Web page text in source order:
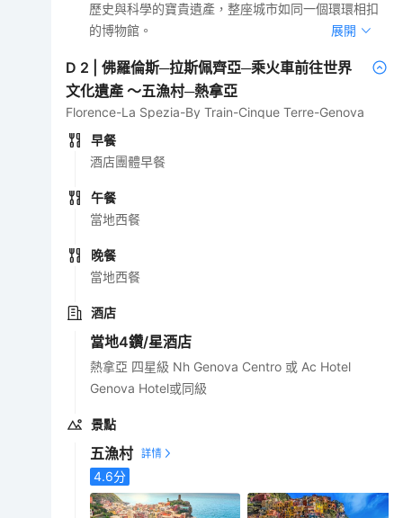
歷史與科學的寶貴遺產，整座城市如同一個環環相扣
的博物館。
展開
D 2 |佛羅倫斯─拉斯佩齊亞─乘火車前往世界
文化遺產 ～五漁村─熱拿亞
Florence-La Spezia-By Train-Cinque Terre-Genova
早餐
酒店團體早餐
午餐
當地西餐
晚餐
當地西餐
酒店
當地4鑽/星酒店
熱拿亞 四星級 Nh Genova Centro 或 Ac Hotel
Genova Hotel或同級
景點
五漁村
4.6分